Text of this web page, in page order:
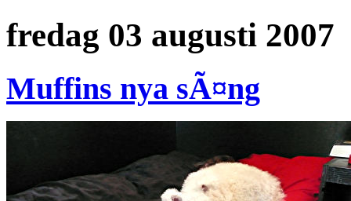
fredag 03 augusti 2007
Muffins nya sÃ¤ng